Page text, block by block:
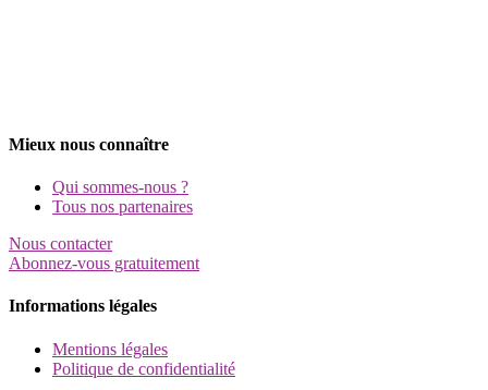
Mieux nous connaître
Qui sommes-nous ?
Tous nos partenaires
Nous contacter
Abonnez-vous gratuitement
Informations légales
Mentions légales
Politique de confidentialité